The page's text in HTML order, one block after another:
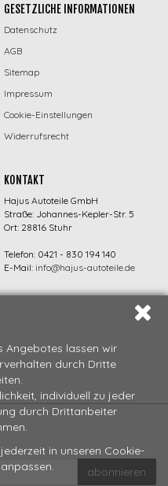
Angebotes lassen wir
durch Dritte
individuell zu jeder
durch Drittanbeiter
in unseren Cookie-
GESETZLICHE INFORMATIONEN
Datenschutz
AGB
Sitemap
Impressum
Cookie-Einstellungen
Widerrufsrecht
KONTAKT
Hajus Autoteile GmbH
Straße: Johannes-Kepler-Str. 5
Ort: 28816 Stuhr
Telefon: 0421 - 830 194 140
E-Mail: info@hajus-autoteile.de
abonnieren